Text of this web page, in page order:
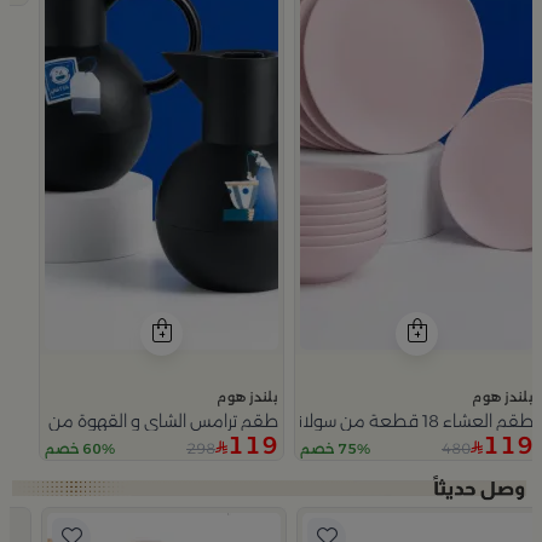
بلندز هوم
طقم العشاء 18 قطعة من سولانا
119
480 75% خصم
بلندز هوم
طقم ترامس الشاي و القهوة من سيمارا
119
298 60% خصم
Slide 1 of 5